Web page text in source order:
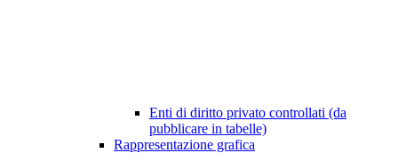
Enti di diritto privato controllati (da
pubblicare in tabelle)
Rappresentazione grafica